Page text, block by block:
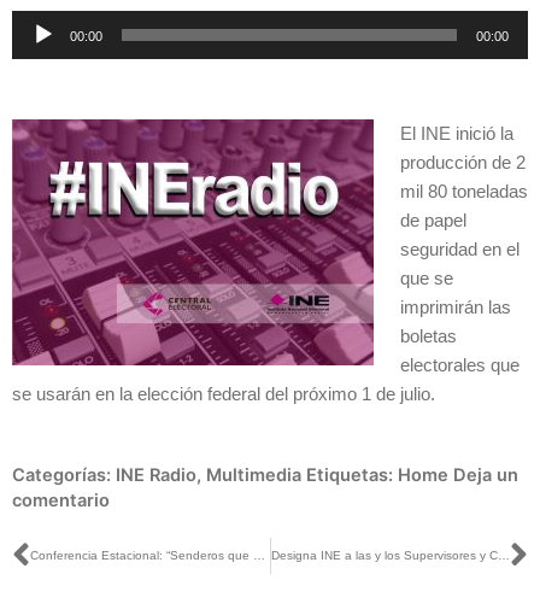
Reproductor
00:00 00:00
El INE inició la
producción de 2
mil 80 toneladas
de papel
seguridad en el
que se
imprimirán las
boletas
electorales que
se usarán en la elección federal del próximo 1 de julio.
Categorías: INE Radio, Multimedia Etiquetas: Home Deja un
comentario
Ant Designa INE a las y los Supervisores y Capacitadores Asistentes Electorales para el Proceso Electoral 2017-2018